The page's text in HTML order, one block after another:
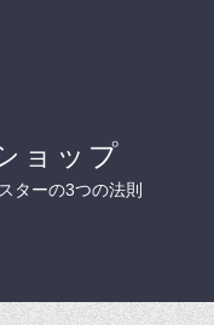
ョップ
ターの3つの法則